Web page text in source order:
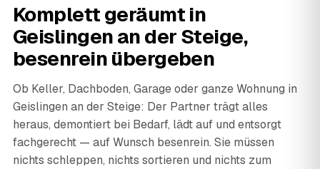
Komplett geräumt in
Geislingen an der Steige,
besenrein übergeben
Ob Keller, Dachboden, Garage oder ganze Wohnung in
Geislingen an der Steige: Der Partner trägt alles
heraus, demontiert bei Bedarf, lädt auf und entsorgt
fachgerecht — auf Wunsch besenrein. Sie müssen
nichts schleppen, nichts sortieren und nichts zum